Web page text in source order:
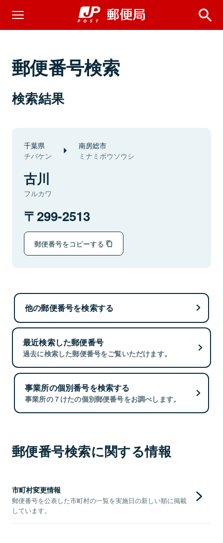
郵便番号検索
検索結果
千葉県
チバケン
南房総市
ミナミボウソウシ
古川
フルカワ
299-2513
郵便番号をコピーする
他の郵便番号を検索する
最近検索した郵便番号
過去に検索した郵便番号をご覧いただけます。
事業所の個別番号を検索する
事業所の７けたの個別郵便番号をお調べします。
郵便番号検索に関する情報
市町村変更情報
郵便番号を公表した市町村の一覧を実施日の新しい順に掲載
しています。